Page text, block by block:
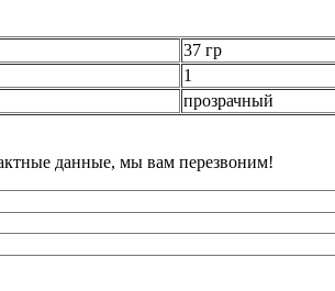
37 гр
1
прозрачный
данные, мы вам перезвоним!